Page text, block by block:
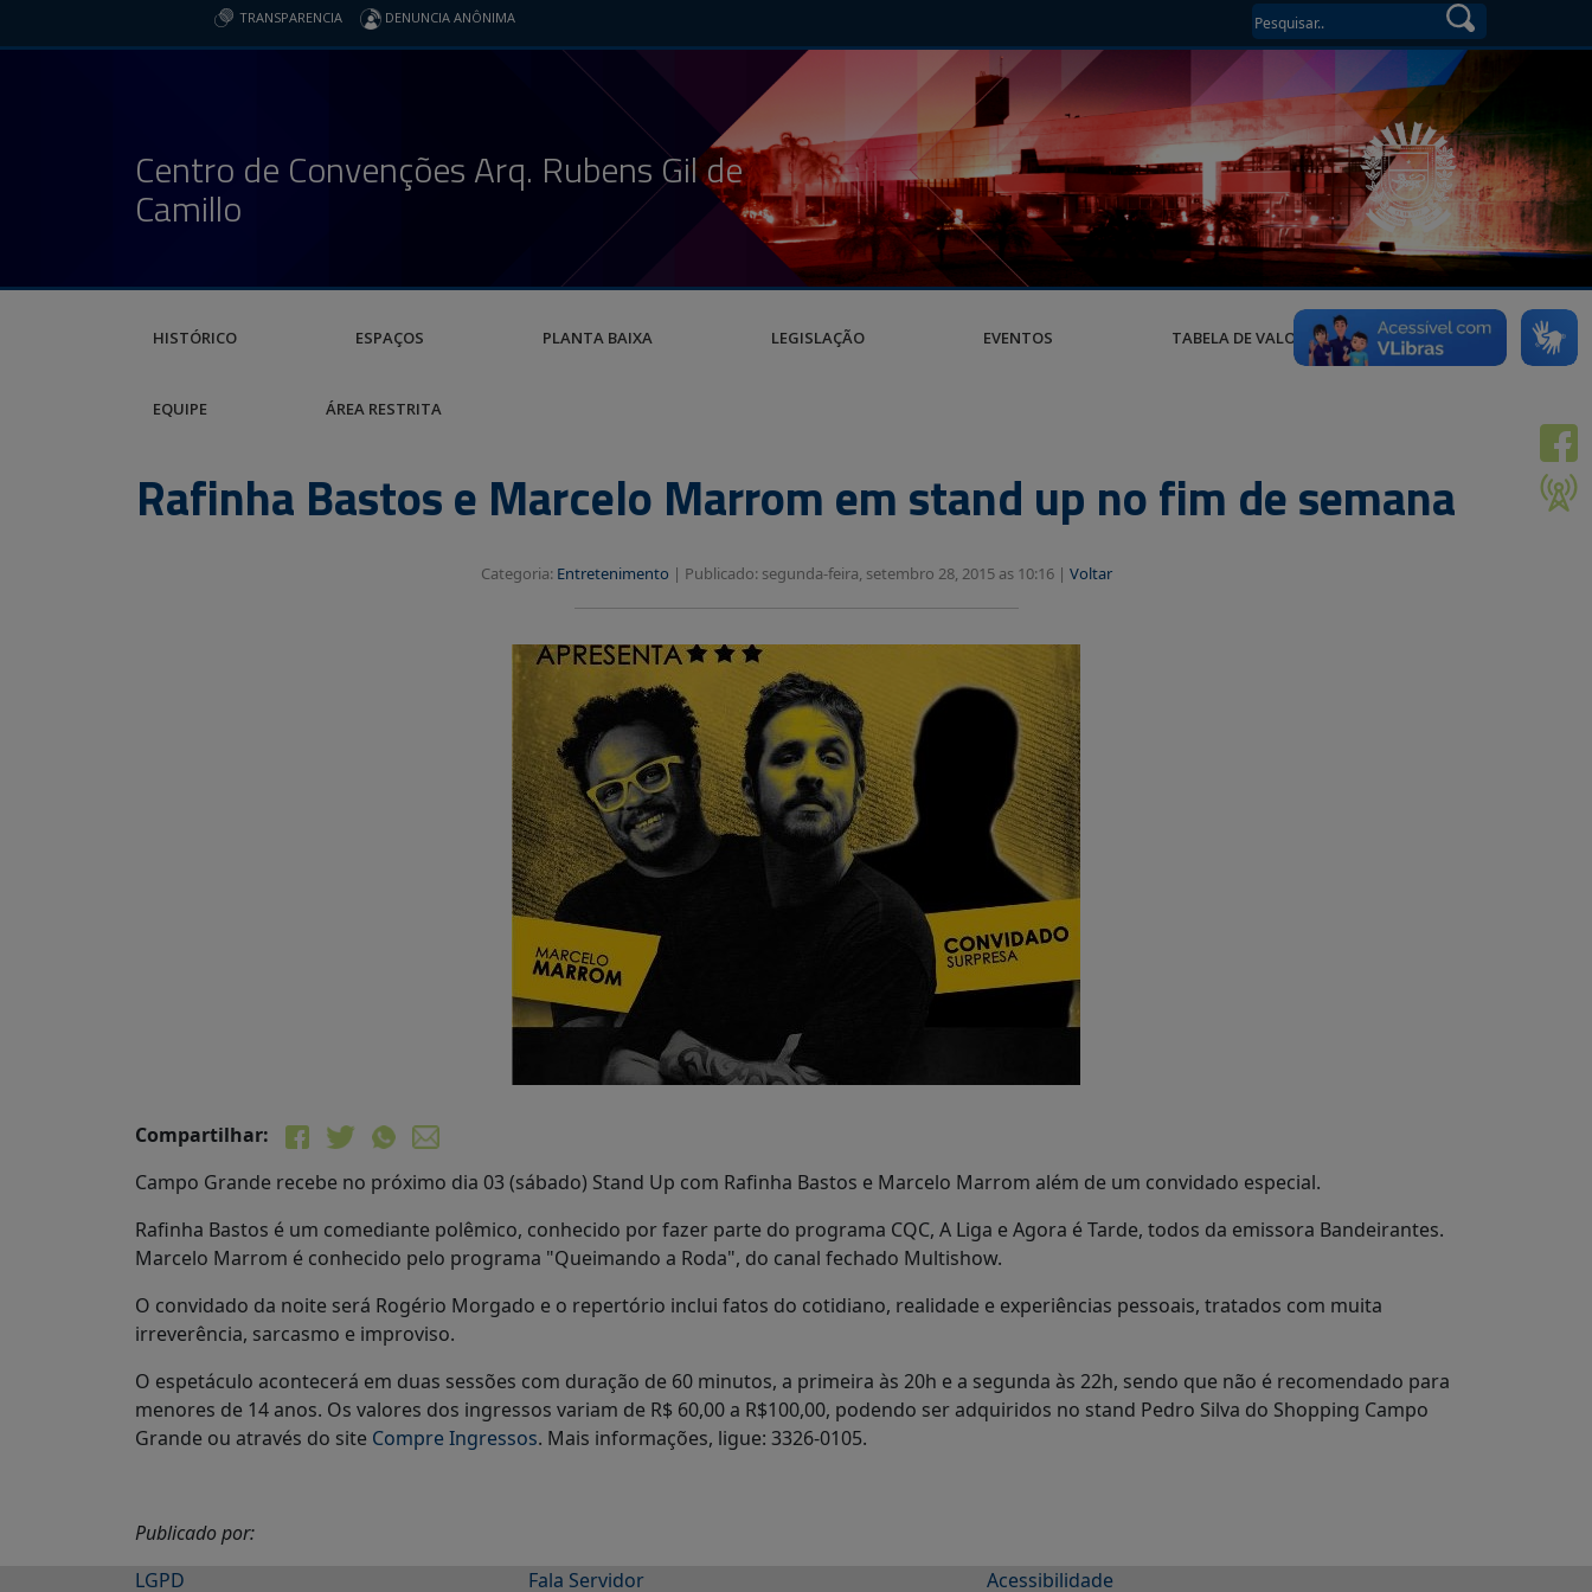
TRANSPARENCIA DENUNCIA ANÔNIMA
Centro de Convenções Arq. Rubens Gil de
Camillo
HISTÓRICO ESPAÇOS PLANTA BAIXA LEGISLAÇÃO EVENTOS TABELA DE VALORES
EQUIPE ÁREA RESTRITA
Rafinha Bastos e Marcelo Marrom em stand up no fim de semana
Categoria: Entretenimento | Publicado: segunda-feira, setembro 28, 2015 as 10:16 | Voltar
Compartilhar:
Campo Grande recebe no próximo dia 03 (sábado) Stand Up com Rafinha Bastos e Marcelo Marrom além de um convidado especial.
Rafinha Bastos é um comediante polêmico, conhecido por fazer parte do programa CQC, A Liga e Agora é Tarde, todos da emissora Bandeirantes.
Marcelo Marrom é conhecido pelo programa "Queimando a Roda", do canal fechado Multishow.
O convidado da noite será Rogério Morgado e o repertório inclui fatos do cotidiano, realidade e experiências pessoais, tratados com muita
irreverência, sarcasmo e improviso.
O espetáculo acontecerá em duas sessões com duração de 60 minutos, a primeira às 20h e a segunda às 22h, sendo que não é recomendado para
menores de 14 anos. Os valores dos ingressos variam de R$ 60,00 a R$100,00, podendo ser adquiridos no stand Pedro Silva do Shopping Campo
Grande ou através do site Compre Ingressos. Mais informações, ligue: 3326-0105.
Publicado por:
LGPD
Fala Servidor Acessibilidade